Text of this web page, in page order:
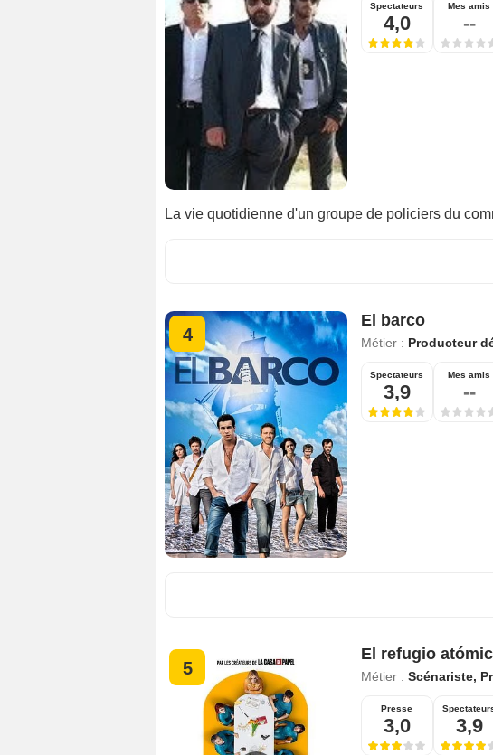
Spectateurs
4,0
Mes amis
--
La vie quotidienne d'un groupe de policiers du
4
El barco
Métier : Producteur
Spectateurs
3,9
Mes amis
--
5
El refugio
Métier : Scénariste,
Presse
3,0 3,9